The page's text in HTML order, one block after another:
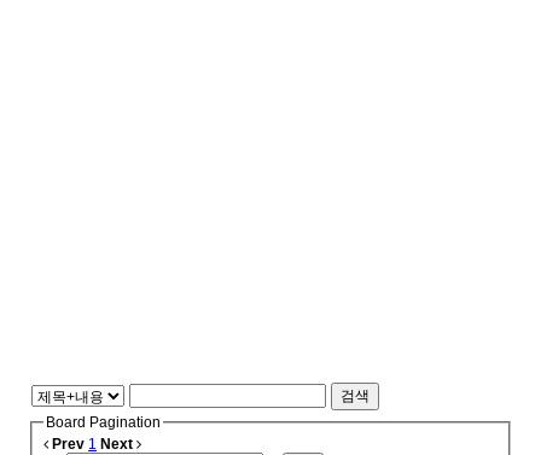
검색
Board Pagination
Prev 1 Next